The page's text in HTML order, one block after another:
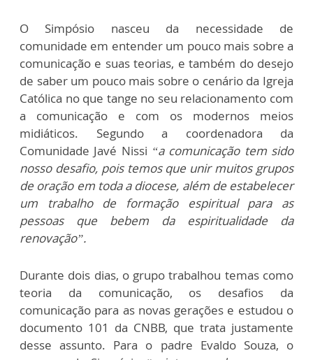
O Simpósio nasceu da necessidade de
comunidade em entender um pouco mais sobre a
comunicação e suas teorias, e também do desejo
de saber um pouco mais sobre o cenário da Igreja
Católica no que tange no seu relacionamento com
a comunicação e com os modernos meios
midiáticos. Segundo a coordenadora da
Comunidade Javé Nissi “a comunicação tem sido
nosso desafio, pois temos que unir muitos grupos
de oração em toda a diocese, além de estabelecer
um trabalho de formação espiritual para as
pessoas que bebem da espiritualidade da
renovação”.
Durante dois dias, o grupo trabalhou temas como
teoria da comunicação, os desafios da
comunicação para as novas gerações e estudou o
documento 101 da CNBB, que trata justamente
desse assunto. Para o padre Evaldo Souza, o